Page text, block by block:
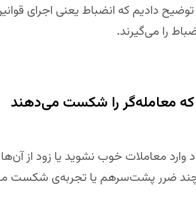
توضیح دادیم که انضباط یعنی اجرای
را می‌گیرند.
معامله‌گر را شکست می‌دهند
معاملات خوب نشوید یا زود از
ضرر پشت‌سرهم یا تجربه‌ی شکست